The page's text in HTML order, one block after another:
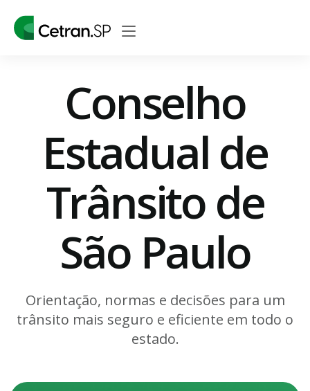
Conselho
Estadual de
Trânsito de
São Paulo
Orientação, normas e decisões para um
trânsito mais seguro e eficiente em todo o
estado.